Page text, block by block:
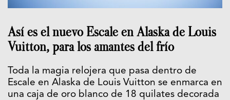
Así es el nuevo Escale en Alaska de Louis
Vuitton, para los amantes del frío
Toda la magia relojera que pasa dentro de
Escale en Alaska de Louis Vuitton se enmarca en
una caja de oro blanco de 18 quilates decorada